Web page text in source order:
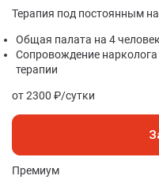
Терапия под постоянным
Общая палата на 4
Сопровождение нарколога
терапии
от 2300 ₽/сутки
Премиум